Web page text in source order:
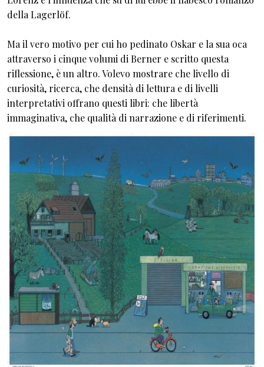
della Lagerlöf.
Ma il vero motivo per cui ho pedinato Oskar e la sua oca
attraverso i cinque volumi di Berner e scritto questa
riflessione, è un altro. Volevo mostrare che livello di
curiosità, ricerca, che densità di lettura e di livelli
interpretativi offrano questi libri: che libertà
immaginativa, che qualità di narrazione e di riferimenti.